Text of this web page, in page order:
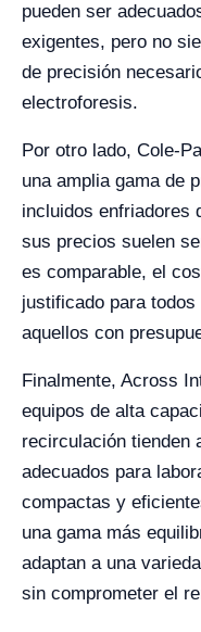
pueden ser
exigentes, pero no
de precisión
electroforesis.
Por otro lado, Cole-
una amplia gama de
incluidos enfriadores
sus precios suelen
es comparable, el
justificado para
aquellos con
Finalmente, Across
equipos de alta
recirculación tienden
adecuados para
compactas y
una gama más
adaptan a una
sin comprometer el